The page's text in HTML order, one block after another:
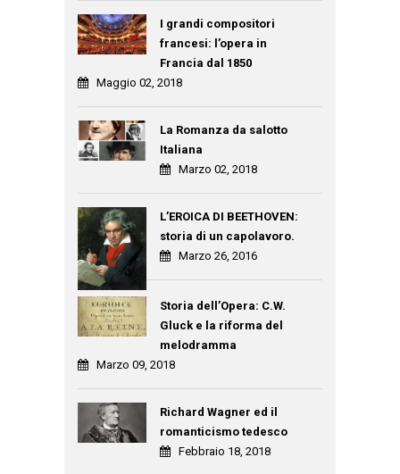
I grandi compositori
francesi: l’opera in
Francia dal 1850
Maggio 02, 2018
La Romanza da salotto
Italiana
Marzo 02, 2018
L’EROICA DI BEETHOVEN:
storia di un capolavoro.
Marzo 26, 2016
Storia dell’Opera: C.W.
Gluck e la riforma del
melodramma
Marzo 09, 2018
Richard Wagner ed il
romanticismo tedesco
Febbraio 18, 2018